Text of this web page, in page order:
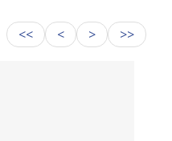
<< < > >>